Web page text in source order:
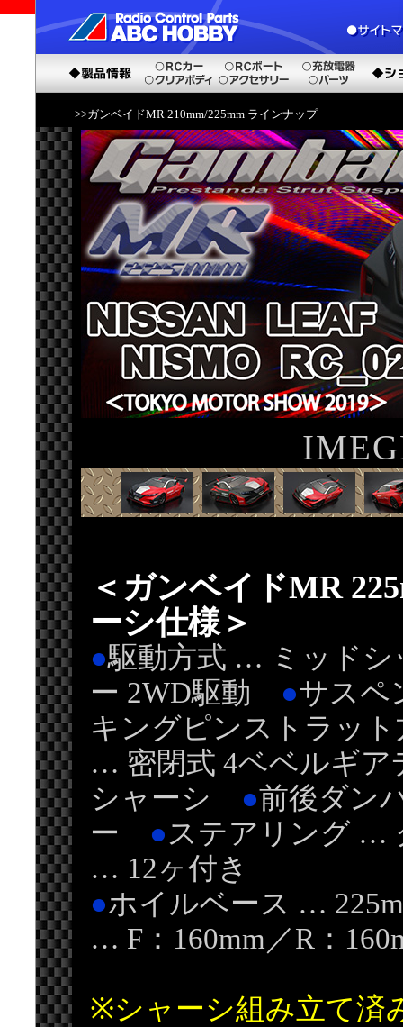
>>ガンベイドMR 210mm/225mm ラインナップ
＜ガンベイドMR
ーシ仕様＞
●駆動方式 … ミッドシ
ー 2WD駆動 ●サス
キングピンストラッ
… 密閉式 4ベベルギ
シャーシ ●前後ダン
ー ●ステアリング
… 12ヶ付き
●ホイルベース …
… F：160mm／R：
※シャーシ組み立て済